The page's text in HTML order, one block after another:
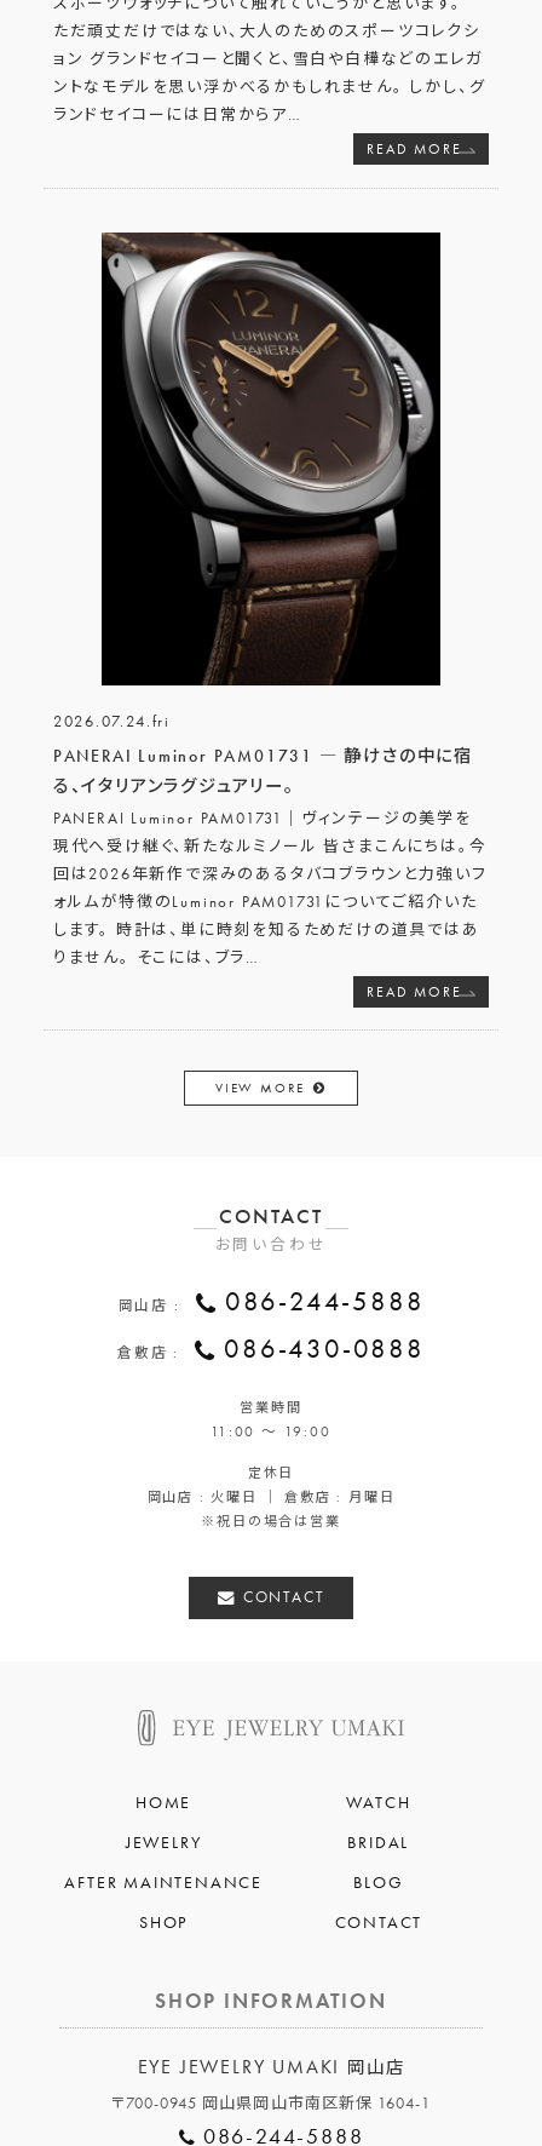
ただ頑丈だけではない、大人のためのスポーツコレクシ
ョン グランドセイコーと聞くと、雪白や白樺などのエレガ
ントなモデルを思い浮かべるかもしれません。 しかし、グ
ランドセイコーには日常からア…
READ MORE
2026.07.24.fri
PANERAI Luminor PAM01731 ― 静けさの中に宿
る、イタリアンラグジュアリー。
PANERAI Luminor PAM01731｜ヴィンテージの美学を
現代へ受け継ぐ、新たなルミノール 皆さまこんにちは。今
回は2026年新作で深みのあるタバコブラウンと力強いフ
ォルムが特徴のLuminor PAM01731についてご紹介いた
します。 時計は、単に時刻を知るためだけの道具ではあ
りません。 そこには、ブラ…
READ MORE
VIEW MORE
CONTACT
お問い合わせ
岡山店 : 086-244-5888
倉敷店 : 086-430-0888
営業時間
11:00 ～ 19:00
定休日
岡山店 : 火曜日 ｜ 倉敷店 : 月曜日
※祝日の場合は営業
CONTACT
HOME
WATCH
JEWELRY
BRIDAL
AFTER MAINTENANCE
BLOG
SHOP
CONTACT
SHOP INFORMATION
EYE JEWELRY UMAKI 岡山店
〒700-0945 岡山県岡山市南区新保 1604-1
086-244-5888